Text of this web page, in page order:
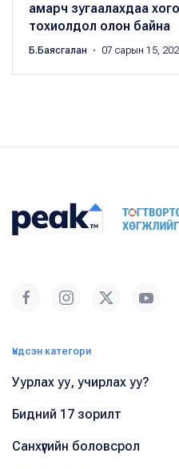
амарч зугаалахдаа
тохиолдол олон байна
Б.Баясгалан ・ 07 сарын 15,
Үндсэн категори
Уурлах уу, учирлах уу?
Бидний 17 зорилт
Санхүүгийн боловсрол